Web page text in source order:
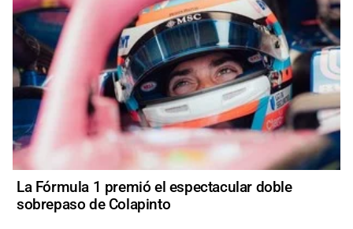
La Fórmula 1 premió el espectacular doble
sobrepaso de Colapinto